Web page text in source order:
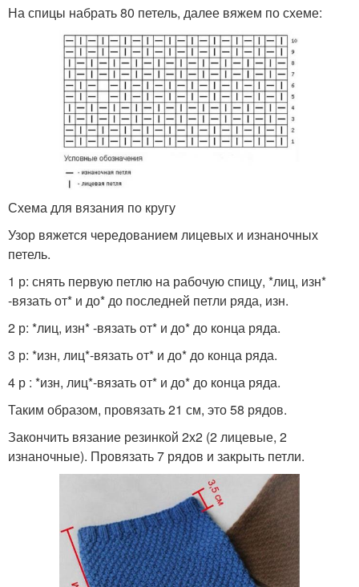
На спицы набрать 80 петель, далее вяжем по схеме:
Схема для вязания по кругу
Узор вяжется чередованием лицевых и изнаночных
петель.
1 р: снять первую петлю на рабочую спицу, *лиц, изн*
-вязать от* и до* до последней петли ряда, изн.
2 р: *лиц, изн* -вязать от* и до* до конца ряда.
3 р: *изн, лиц*-вязать от* и до* до конца ряда.
4 р : *изн, лиц*-вязать от* и до* до конца ряда.
Таким образом, провязать 21 см, это 58 рядов.
Закончить вязание резинкой 2х2 (2 лицевые, 2
изнаночные). Провязать 7 рядов и закрыть петли.